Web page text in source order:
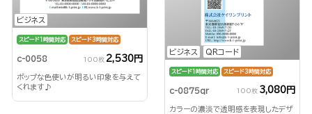
ビジネス
スピード1時間対応 スピード3時間対応
c-0058 100枚 2,530円
ポップな色使いが明るい印象を与えて
くれます♪
ビジネス QRコード
スピード1時間対応 スピード3時間対応
c-0875qr 100枚 3,080円
カラーの濃淡で透明感を表現したデザ